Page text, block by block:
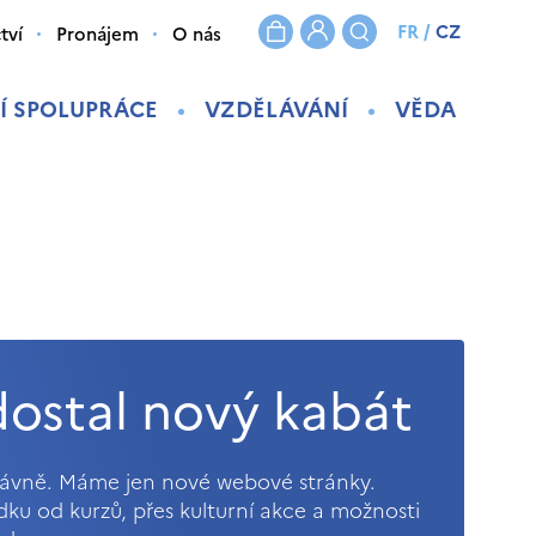
SPOLUPRÁCE VZDĚLÁVÁNÍ VĚDA
Pronájem O nás FR/CZ
nový kabát
Máme jen nové webové stránky.
od kurzů, přes kulturní akce a možnosti